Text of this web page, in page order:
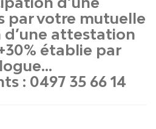
par votre mutuelle
attestation
établie par
: 0497 35 66 14